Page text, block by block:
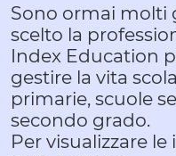
Sono ormai molti
scelto la
Index Education
gestire la vita
primarie, scuole
secondo grado.
Per visualizzare